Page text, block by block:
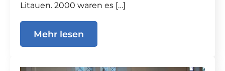
Litauen. 2000 waren es […]
Mehr lesen